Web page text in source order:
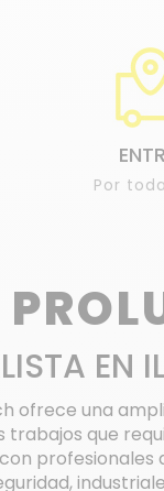
Por
EN
ofrece una
trabajos que
profesionales